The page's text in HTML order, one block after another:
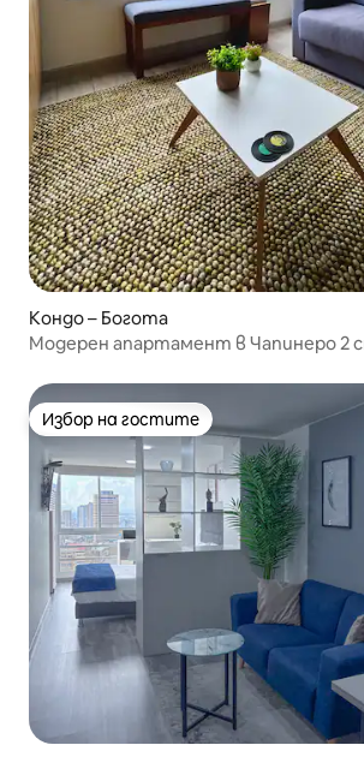
Кондо – Богота
Модерен апартамент в Чапинеро 2
Избор на гостите
Избор на гостите